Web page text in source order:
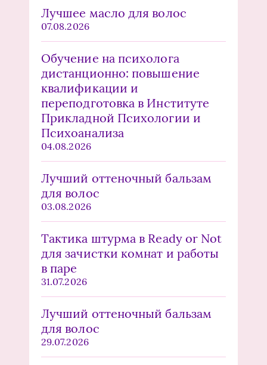
Лучшее масло для волос
07.08.2026
Обучение на психолога
дистанционно: повышение
квалификации и
переподготовка в Институте
Прикладной Психологии и
Психоанализа
04.08.2026
Лучший оттеночный бальзам
для волос
03.08.2026
Тактика штурма в Ready or Not
для зачистки комнат и работы
в паре
31.07.2026
Лучший оттеночный бальзам
для волос
29.07.2026